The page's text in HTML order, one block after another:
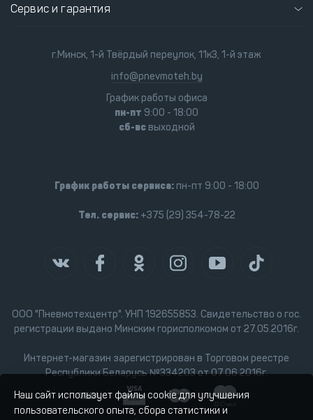
Сервис и гарантия
ООО "Пневмотехцентр". УНП 192655853. Свидетельство о гос.
регистрации выдано Минским горисполкомом от 27.05.2016г.
Интернет-магазин зарегистрирован в Торговом реестре
Республики Беларусь №334203 от 07.06.2016г.
г.Минск, 1-й Твёрдый переулок, 11к3, 1-й этаж
info@pnevmoteh.by
График работы офиса
пн-пт 9:00 - 18:00
сб-всвыходной
График работы сервиса:пн-пт 9:00 - 18:00
Тел. сервис:+375 (29) 354-78-22
Наш сайт использует файлы cookie для улучшения
пользовательского опыта, сбора статистики и